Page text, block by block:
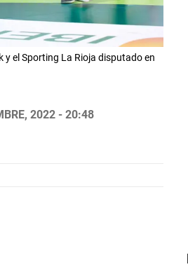
y el Sporting La Rioja disputado en
2022 - 20:48